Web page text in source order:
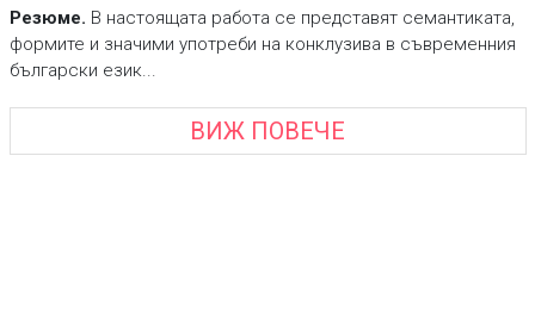
Резюме. В настоящата работа се представят семантиката,
формите и значими употреби на конклузива в съвременния
български език...
ВИЖ ПОВЕЧЕ